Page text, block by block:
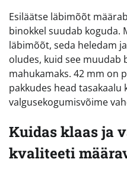
Esiläätse läbimõõt
binokkel suudab koguda.
läbimõõt, seda heledam
oludes, kuid see muudab
mahukamaks. 42 mm on
pakkudes head tasakaalu
valgusekogumisvõime
Kuidas klaas ja
kvaliteeti